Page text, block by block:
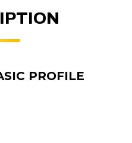
PROFILE